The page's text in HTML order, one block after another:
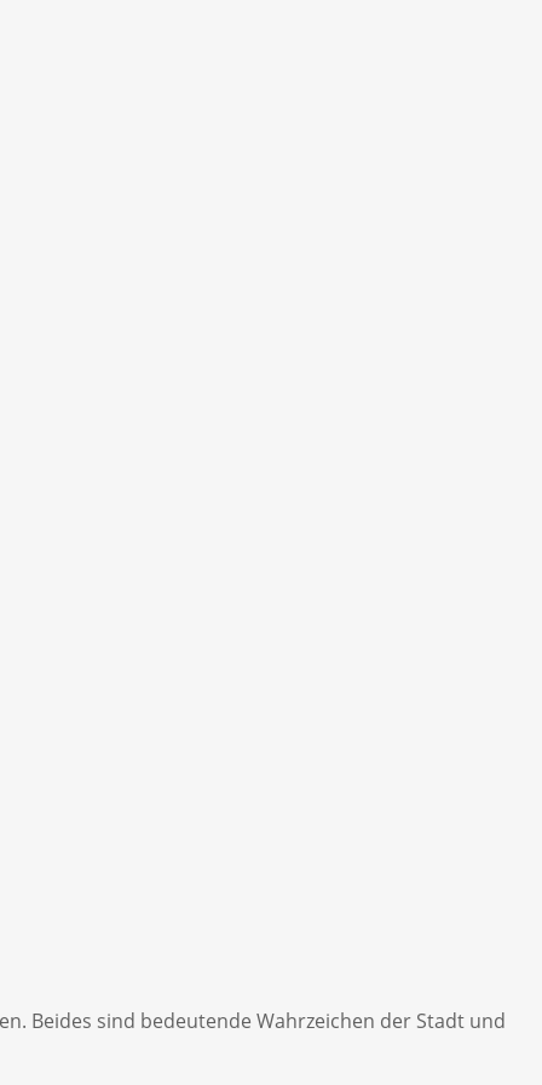
Beides sind bedeutende Wahrzeichen der Stadt und